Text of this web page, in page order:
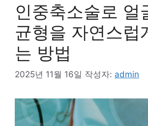
인중축소술로 얼
균형을 자연스럽
는 방법
2025년 11월 16일 작성자: admin